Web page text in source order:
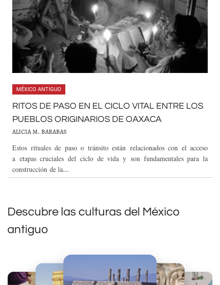
MÉXICO ANTIGUO
RITOS DE PASO EN EL CICLO VITAL ENTRE LOS
PUEBLOS ORIGINARIOS DE OAXACA
ALICIA M. BARABAS
Estos rituales de paso o tránsito están relacionados con el acceso
a etapas cruciales del ciclo de vida y son fundamentales para la
construcción de la...
Descubre las culturas del México
antiguo